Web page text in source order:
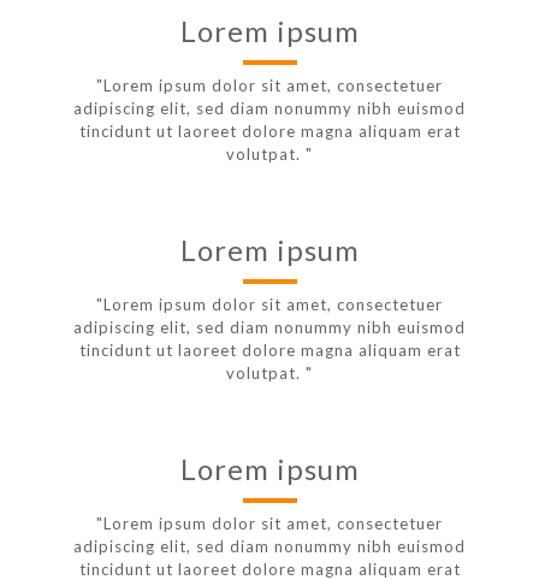
Lorem ipsum
"Lorem ipsum dolor sit amet, consectetuer
adipiscing elit, sed diam nonummy nibh euismod
tincidunt ut laoreet dolore magna aliquam erat
volutpat. "
Lorem ipsum
"Lorem ipsum dolor sit amet, consectetuer
adipiscing elit, sed diam nonummy nibh euismod
tincidunt ut laoreet dolore magna aliquam erat
volutpat. "
Lorem ipsum
"Lorem ipsum dolor sit amet, consectetuer
adipiscing elit, sed diam nonummy nibh euismod
tincidunt ut laoreet dolore magna aliquam erat